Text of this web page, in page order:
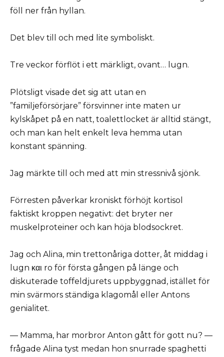
föll ner från hyllan.
Det blev till och med lite symboliskt.
Tre veckor förflöt i ett märkligt, ovant… lugn.
Plötsligt visade det sig att utan en
”familjeförsörjare” försvinner inte maten ur
kylskåpet på en natt, toalettlocket är alltid stängt,
och man kan helt enkelt leva hemma utan
konstant spänning.
Jag märkte till och med att min stressnivå sjönk.
Förresten påverkar kroniskt förhöjt kortisol
faktiskt kroppen negativt: det bryter ner
muskelproteiner och kan höja blodsockret.
Jag och Alina, min trettonåriga dotter, åt middag i
lugn και ro för första gången på länge och
diskuterade toffeldjurets uppbyggnad, istället för
min svärmors ständiga klagomål eller Antons
genialitet.
— Mamma, har morbror Anton gått för gott nu? —
frågade Alina tyst medan hon snurrade spaghetti